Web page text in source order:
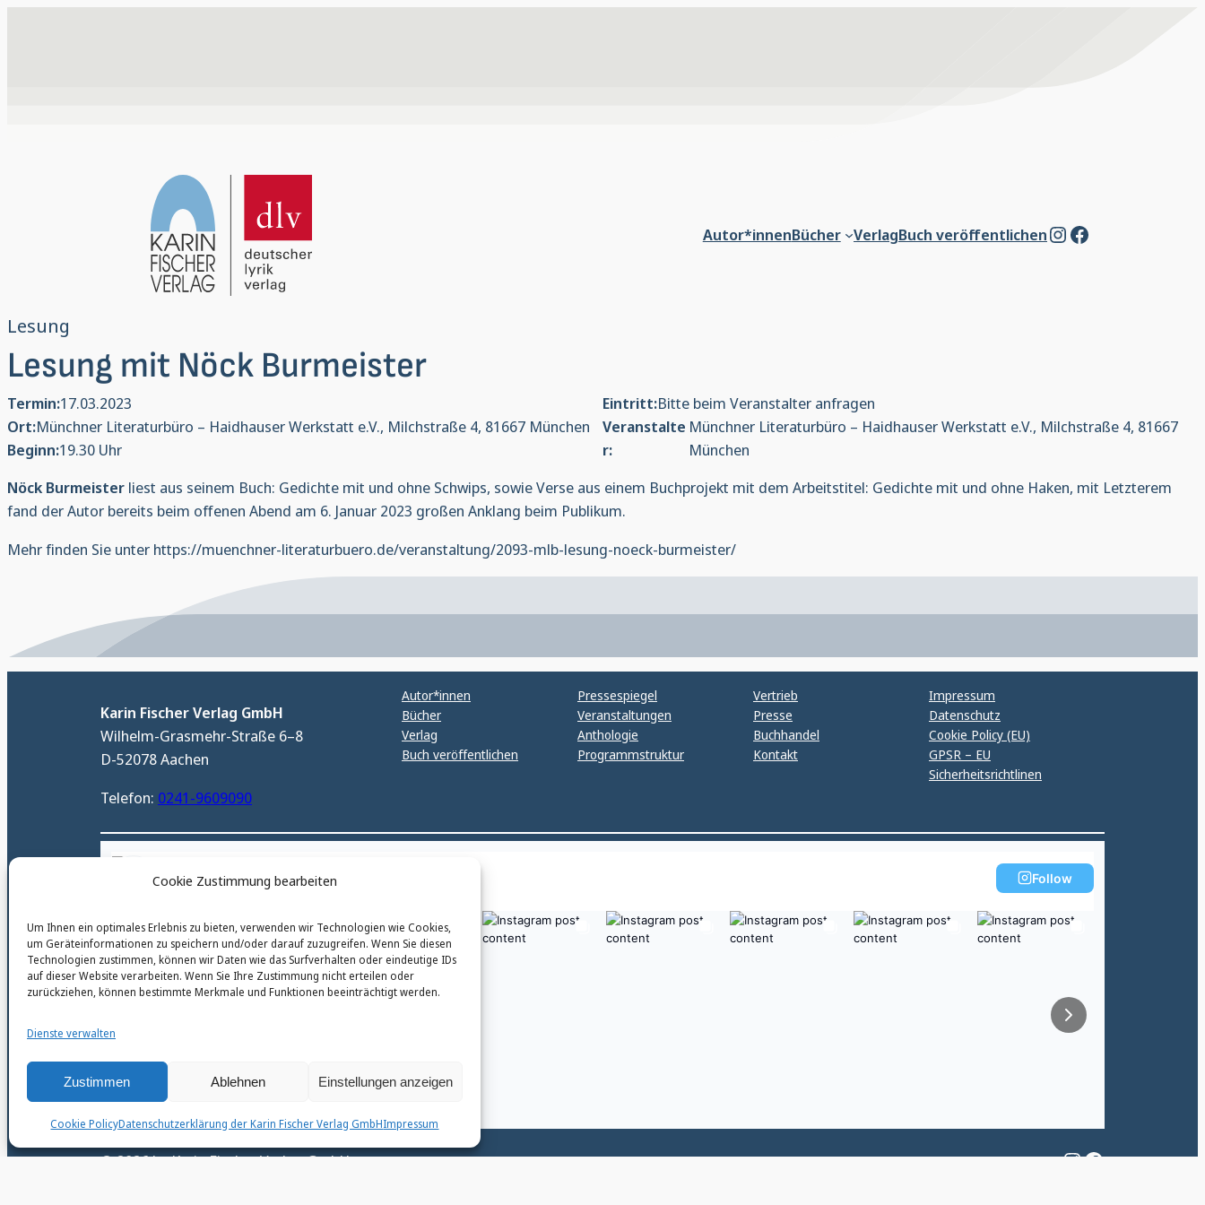
Cookie Zustimmung bearbeiten
Um Ihnen ein optimales Erlebnis zu bieten, verwenden wir Technologien wie Cookies,
um Geräteinformationen zu speichern und/oder darauf zuzugreifen. Wenn Sie diesen
Technologien zustimmen, können wir Daten wie das Surfverhalten oder eindeutige IDs
auf dieser Website verarbeiten. Wenn Sie Ihre Zustimmung nicht erteilen oder
zurückziehen, können bestimmte Merkmale und Funktionen beeinträchtigt werden.
Dienste verwalten
Zustimmen Ablehnen Einstellungen anzeigen
Cookie PolicyDatenschutzerklärung der Karin Fischer Verlag GmbHImpressum
Autor*innenBücher VerlagBuch veröffentlichenInstagram
Facebook
Lesung
Lesung mit Nöck Burmeister
Termin:17.03.2023
Ort:Münchner Literaturbüro – Haidhauser Werkstatt e.V., Milchstraße 4, 81667 München
Beginn:19.30 Uhr
Eintritt:Bitte beim Veranstalter anfragen
Veranstalte
r:
Münchner Literaturbüro – Haidhauser Werkstatt e.V., Milchstraße 4, 81667
München
Nöck Burmeister liest aus seinem Buch: Gedichte mit und ohne Schwips, sowie Verse aus einem Buchprojekt mit dem Arbeitstitel: Gedichte mit und ohne Haken, mit Letzterem
fand der Autor bereits beim offenen Abend am 6. Januar 2023 großen Anklang beim Publikum.
Mehr finden Sie unter https://muenchner-literaturbuero.de/veranstaltung/2093-mlb-lesung-noeck-burmeister/
Karin Fischer Verlag GmbH
Wilhelm-Grasmehr-Straße 6–8
D-52078 Aachen
Telefon: 0241-9609090
Autor*innen
Bücher
Verlag
Buch veröffentlichen
Pressespiegel
Veranstaltungen
Anthologie
Programmstruktur
Vertrieb
Presse
Buchhandel
Kontakt
Impressum
Datenschutz
Cookie Policy (EU)
GPSR – EU
Sicherheitsrichtlinen
@karinfischerverlag_ac
Follow
© 2026 by Karin Fischer Verlag GmbH Instagram
Facebook